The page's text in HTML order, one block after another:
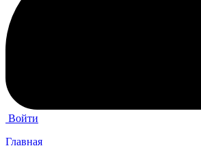
Войти
Главная